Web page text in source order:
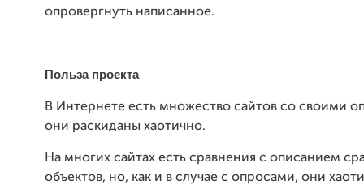
опровергнуть написанное.
Польза проекта
В Интернете есть множество сайтов со своими
они раскиданы хаотично.
На многих сайтах есть сравнения с описанием
объектов, но, как и в случае с опросами, они